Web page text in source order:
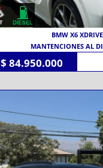
BMW X6
MANTENCIONES AL
$ 84.950.000